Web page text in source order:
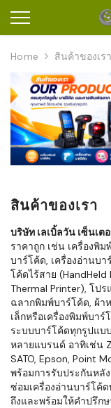
Home สินค้าของเรา
สินค้าของเรา
บริษัท เลเบิ้ลวัน เซ็นเต
ราคาถูก เช่น เครื่องพิ
บาร์โค้ด, เครื่องอ่านบา
โค้ดไร้สาย
Thermal Printer), โป
ฉลากพิมพ์บาร์โค้ด, ผ้า
เล็กหรือเครื่องพิมพ์บา
ระบบบาร์โค้ดทุกรูปแบ
หลายแบรนด์ อาทิเช่น
SATO, Epson, Point
พร้อมการรับประกันหลั
ซ่อมเครื่องอ่านบาร์โค้
ถึงและพร้อมให้คำปรึก